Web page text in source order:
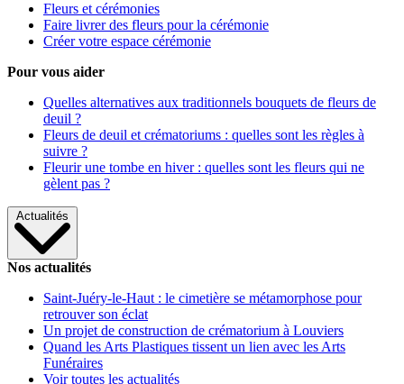
Fleurs et cérémonies
Faire livrer des fleurs pour la cérémonie
Créer votre espace cérémonie
Pour vous aider
Quelles alternatives aux traditionnels bouquets de fleurs de
deuil ?
Fleurs de deuil et crématoriums : quelles sont les règles à
suivre ?
Fleurir une tombe en hiver : quelles sont les fleurs qui ne
gèlent pas ?
Actualités
Nos actualités
Saint-Juéry-le-Haut : le cimetière se métamorphose pour
retrouver son éclat
Un projet de construction de crématorium à Louviers
Quand les Arts Plastiques tissent un lien avec les Arts
Funéraires
Voir toutes les actualités